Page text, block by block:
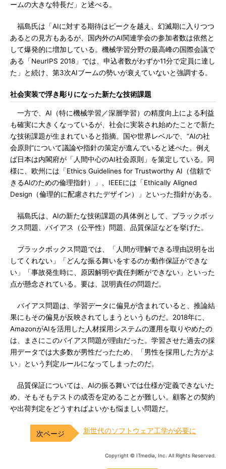
ームの大きな特長だ」と述べる。
福島氏は「AIに対する期待はピークを越え、幻滅期に入りつつ
あるとの見方もあるが、国内外のAI関連学会の参加者数は依然と
して爆発的に増加している。機械学習分野の最高峰の国際会議で
ある「NeurIPS 2018」では、申込者数がわずか11分で定員に達し
た」と続け、第3次AIブームの勢いが衰えていないと強調する。
社会実装で浮き彫りになった新たな技術課題
一方で、AI（特に機械学習／深層学習）の精度向上による利益
も確実に大きくなっているが、社会に実装され始めたことで新た
な技術課題が生まれていると指摘。国や世界レベルで、“AIの社
会原則”について議論や指針の策定が進んでいると述べた。例え
ば日本は内閣府が「人間中心のAI社会原則」を策定している。同
様に、欧州には「Ethics Guidelines for Trustworthy AI（信頼で
きるAIのための倫理指針）」、IEEEには「Ethically Aligned
Design（倫理的に配慮されたデザイン）」といった指針がある。
福島氏は、AIの新たな技術課題の具体例として、ブラックボッ
クス問題、バイアス（公平性）問題、品質保証などを挙げた。
ブラックボックス問題では、「人間が理解できる理由説明を出
してくれない」「どんな振る舞いをするのか動作保証ができな
い」「事故発生時に、原因解明や責任判断ができない」といった
点が懸念されている。要は、説明責任の問題だ。
バイアス問題は、学習データに偏見が含まれていると、推論結
果にもその偏見が反映されてしまうというものだ。2018年に、
AmazonがAIを活用した人材採用システムの運用を取りやめたの
は、まさにこのバイアス問題が理由だった。学習させた過去の採
用データでは大多数が男性だったため、「男性を採用した方がよ
い」という判定ルールになってしまったのだ。
品質保証については、AIの振る舞いでは仕様が定義できないた
め、そもそもテストの成否を定めることが難しい。顧客との契約
や出荷判定をどうすればよいかも悩ましい問題だ。
新世代のソフトウェア工学が必要に
Copyright © ITmedia, Inc. All Rights Reserved.